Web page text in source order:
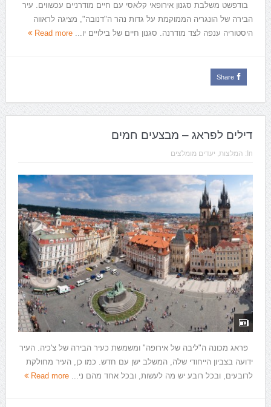
בודפשט משלבת סגנון אירופאי קלאסי עם חיים מודרניים עכשווים. עיר
הבירה של הונגריה הממוקמת על גדות נהר ה"דנובה", מציגה לראווה
היסטוריה ענפה לצד מודרנה. סגנון חיים של בילויים יו... Read more
Share
דילים לפראג – מבצעים חמים
In: המלצות, יעדים מומלצים
פראג מכונה ה"ליבה של אירופה" ומשמשת כעיר הבירה של צ'כיה. העיר
ידועה בצביון הייחודי שלה, המשלב ישן עם חדש. כמו כן, העיר מחולקת
לרובעים, ובכל רובע יש מה לעשות, ובכל אחד מהם ני... Read more